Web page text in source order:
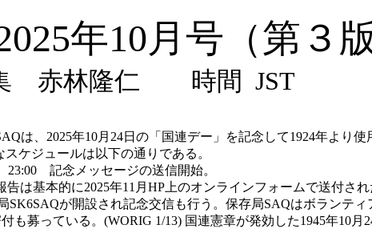
年10月号（第３版
赤林隆仁 時間 JST
は、2025年10月24日の「国連デー」を記念して1924年より使
ケジュールは以下の通りである。
23:00 記念メッセージの送信開始。
は基本的に2025年11月HP上のオンラインフォームで送付さ
が開設され記念交信も行う。保存局SAQはボランティ
募っている。(WORIG 1/13) 国連憲章が発効した1945年10月